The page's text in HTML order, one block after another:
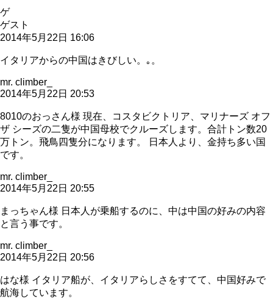
ゲ
ゲスト
2014年5月22日 16:06
イタリアからの中国はきびしい。｡。
mr. climber_
2014年5月22日 20:53
8010のおっさん様 現在、コスタビクトリア、マリナーズ オフ
ザ シーズの二隻が中国母校でクルーズします。合計トン数20
万トン。飛鳥四隻分になります。 日本人より、金持ち多い国
です。
mr. climber_
2014年5月22日 20:55
まっちゃん様 日本人が乗船するのに、中は中国の好みの内容
と言う事です。
mr. climber_
2014年5月22日 20:56
はな様 イタリア船が、イタリアらしさをすてて、中国好みで
航海しています。